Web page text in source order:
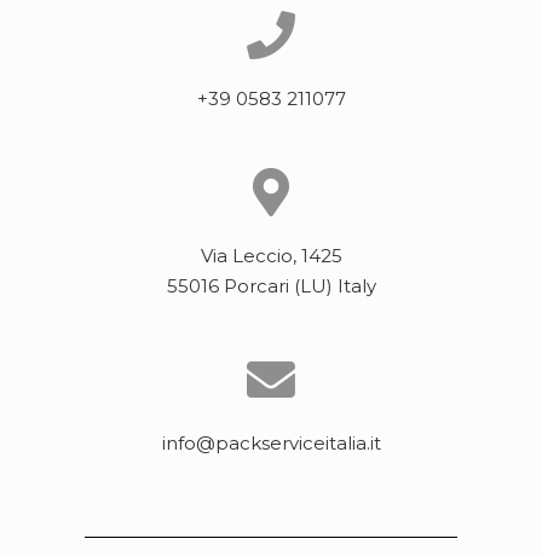
+39 0583 211077
Via Leccio, 1425
55016 Porcari (LU) Italy
info@packserviceitalia.it